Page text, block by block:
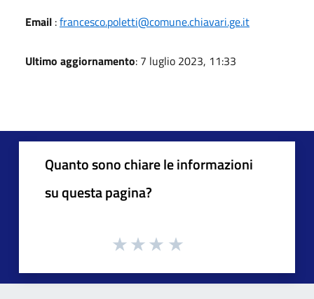
Email :francesco.poletti@comune.chiavari.ge.it
Ultimo aggiornamento: 7 luglio 2023, 11:33
Quanto sono chiare le informazioni
su questa pagina?